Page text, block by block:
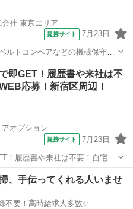
社 東京エリア
提携サイト 7月23日
ルトコンベアなどの機械保守作
を直したり、 古くなった モー
クリーニングをしながら日々チ
他
即GET！履歴書や来社は不
応募！新宿区周辺！
オプション
提携サイト 7月23日
！履歴書や来社は不要！自宅で
、手伝ってくれる人いませ
1万円〜 / 登録不要！高時給求人多数✨